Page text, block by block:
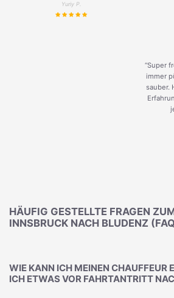
Yuriy P.
“Super
immer
sauber.
HÄUFIG GESTELLTE FRAGEN
INNSBRUCK NACH BLUDENZ
WIE KANN ICH MEINEN CHAUFFEUR
ICH ETWAS VOR FAHRTANTRITT